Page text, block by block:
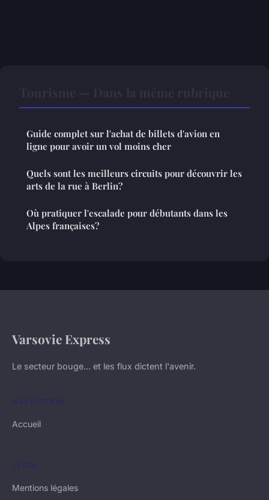
Guide complet sur l'achat de billets d'avion en
ligne pour avoir un vol moins cher
Quels sont les meilleurs circuits pour découvrir les
arts de la rue à Berlin?
Où pratiquer l'escalade pour débutants dans les
Alpes françaises?
Varsovie Express
Le secteur bouge... et les flux dictent l'avenir.
NAVIGATION
Accueil
LÉGAL
Mentions légales